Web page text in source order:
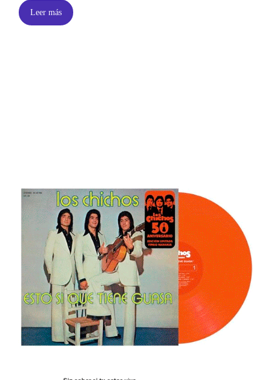
Leer más